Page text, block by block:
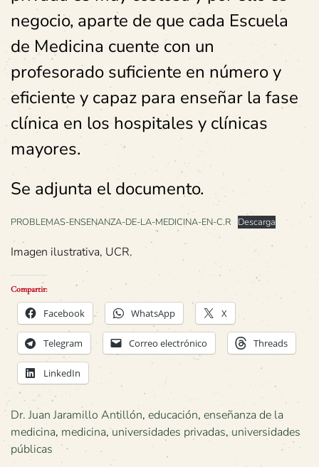
negocio, aparte de que cada Escuela
de Medicina cuente con un
profesorado suficiente en número y
eficiente y capaz para enseñar la fase
clínica en los hospitales y clínicas
mayores.
Se adjunta el documento.
PROBLEMAS-ENSENANZA-DE-LA-MEDICINA-EN-C.R Descarga
Imagen ilustrativa, UCR.
Compartir:
Facebook WhatsApp X
Telegram Correo electrónico Threads
LinkedIn
Dr. Juan Jaramillo Antillón, educación, enseñanza de la
medicina, medicina,universidades privadas, universidades
públicas